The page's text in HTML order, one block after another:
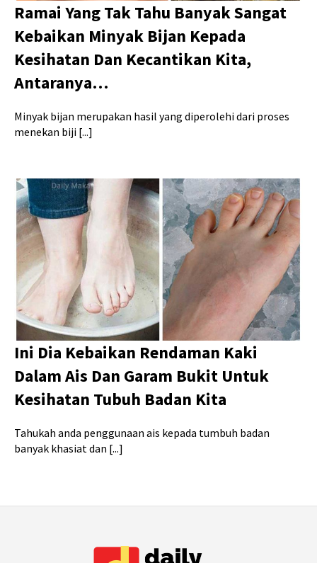
Ramai Yang Tak Tahu Banyak Sangat
Kebaikan Minyak Bijan Kepada
Kesihatan Dan Kecantikan Kita,
Antaranya…
Minyak bijan merupakan hasil yang diperolehi dari proses
menekan biji [...]
Ini Dia Kebaikan Rendaman Kaki
Dalam Ais Dan Garam Bukit Untuk
Kesihatan Tubuh Badan Kita
Tahukah anda penggunaan ais kepada tumbuh badan
banyak khasiat dan [...]